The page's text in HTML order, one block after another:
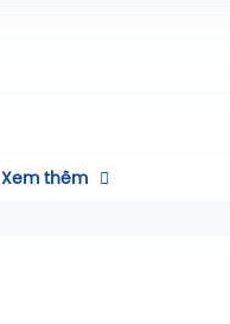
Xem thêm